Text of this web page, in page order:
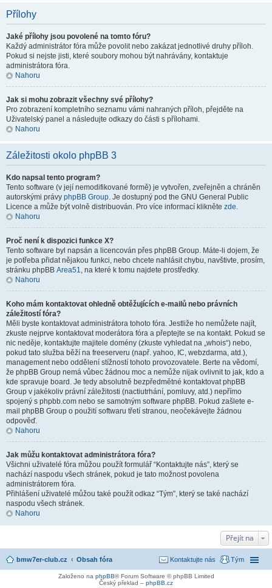
Přílohy
Jaké přílohy jsou povolené na tomto fóru?
Každý administrátor fóra může povolit nebo zakázat jednotlivé druhy příloh.
Pokud si nejste jisti, které soubory mohou být nahrávány, kontaktuje
administrátora fóra.
Nahoru
Jak si mohu zobrazit všechny své přílohy?
Pro zobrazení kompletního seznamu vámi nahraných příloh, přejděte na
Uživatelský panel a následujte odkazy do části s přílohami.
Nahoru
Záležitosti okolo phpBB 3
Kdo napsal tento program?
Tento software (v její nemodifikované formě) je vytvořen, zveřejněn a chráněn
autorskými právy phpBB Group. Je dostupný pod the GNU General Public
Licence a může být volně distribuován. Pro více informací klikněte zde.
Nahoru
Proč není k dispozici funkce X?
Tento software byl napsán a licencován přes phpBB Group. Máte-li dojem, že
je potřeba přidat nějakou funkci, nebo chcete nahlásit chybu, navštivte, prosím,
stránku phpBB Area51, na které k tomu najdete prostředky.
Nahoru
Koho mám kontaktovat ohledně obtěžujících e-mailů nebo právních
záležitostí fóra?
Měli byste kontaktovat administrátora tohoto fóra. Jestliže ho nemůžete najít,
zkuste nejprve kontaktovat moderátora fóra a přeptejte se na kontakt. Pokud se
nic neděje, kontaktujte majitele domény (zkuste vyhledat na „whois“) nebo,
pokud tato služba běží na freeserveru (např. yahoo, IC, webzdarma, atd.),
management nebo oddělení stížností tohoto provozovatele. Berte na vědomí,
že phpBB Group nemá vůbec žádnou moc a nemůže nijak ovlivnit to jak, kdo a
kde spravuje board. Je tedy absolutně bezpředmětné kontaktovat phpBB
Group v jakékoliv právní záležitosti (nactiutrhání, pomluvy, atd.) nepřímo
spojený s phpbb.com nebo se samotným software phpBB. Pokud zašlete e-
mail phpBB Group o použití softwaru třetí stranou, neočekávejte žádnou
odpověď.
Nahoru
Jak můžu kontaktovat administrátora fóra?
Všichni uživatelé fóra můžou použít formulář “Kontaktujte nás”, který se
nachází naspodu všech stránek, pokud je tato možnost povolena
administrátorem fóra.
Přihlášení uživatelé můžou také použít odkaz “Tým”, který se také nachází
naspodu všech stránek.
Nahoru
Přejít na
bmw7er-club.cz Obsah fóra Tým
Kontaktujte nás
Založeno na phpBB® Forum Software © phpBB Limited
Český překlad – phpBB.cz